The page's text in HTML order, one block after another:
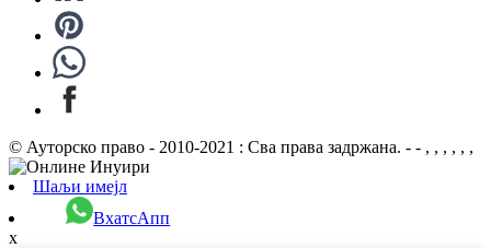
© Ауторско право - 2010-2021 : Сва права задржана. - - , , , , , ,
Шаљи имејл
ВхатсАпп
x